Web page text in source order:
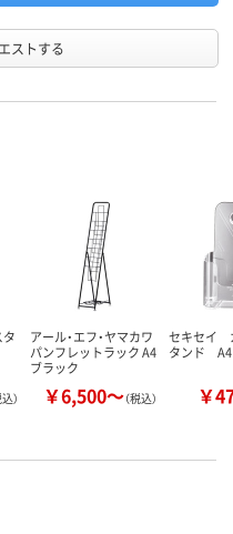
ストする
）
アール・エフ・ヤマカワ
パンフレットラック A4
ブラック
￥6,500～（税込）
セキセイ
タンド
￥